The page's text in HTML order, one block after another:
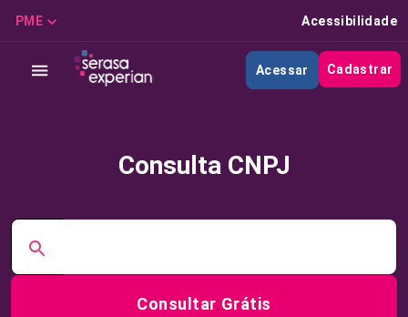
PME Acessibilidade
Acessar Cadastrar
Consulta CNPJ
Consultar Grátis